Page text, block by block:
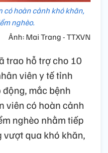
có hoàn cảnh khó khăn,
nghèo.
Ảnh: Mai Trang - TTXVN
trao hỗ trợ cho 10
viên y tế tỉnh
mắc bệnh
viên có hoàn cảnh
nghèo nhằm tiếp
qua khó khăn,